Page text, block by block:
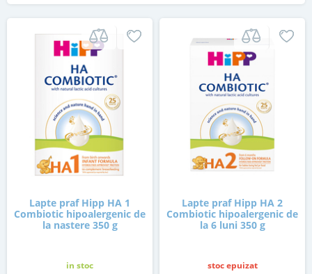
Lapte praf Hipp HA 1
Combiotic hipoalergenic de
la nastere 350 g
in stoc
Lapte praf Hipp HA 2
Combiotic hipoalergenic de
la 6 luni 350 g
stoc epuizat